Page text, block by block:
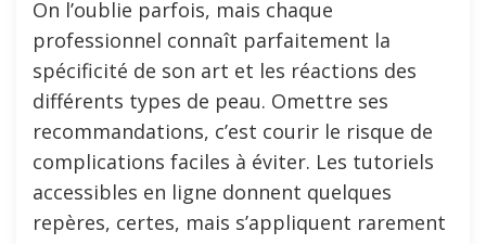
On l’oublie parfois, mais chaque
professionnel connaît parfaitement la
spécificité de son art et les réactions des
différents types de peau. Omettre ses
recommandations, c’est courir le risque de
complications faciles à éviter. Les tutoriels
accessibles en ligne donnent quelques
repères, certes, mais s’appliquent rarement